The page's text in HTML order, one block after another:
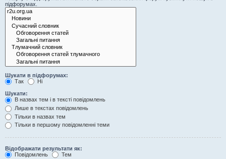
підфорумах.
Шукати в підфорумах:
Так
Ні
Шукати:
В назвах тем і в тексті повідомлень
Лише в текстах повідомлень
Тільки в назвах тем
Тільки в першому повідомленні теми
Відображати результати як:
Повідомлень
Тем